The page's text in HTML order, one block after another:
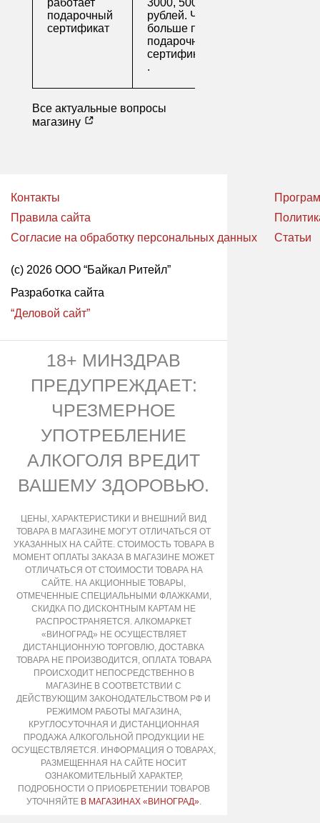
подарочный
сертификат
рублей. Читайте
больше про
подарочные
сертификаты
.
Все актуальные вопросы
магазину
Контакты
Правила сайта
Согласие на обработку персональных данных
Статьи
(с) 2026 ООО “Байкал Ритейл”
Разработка сайта
“Деловой сайт”
18+ МИНЗДРАВ
ПРЕДУПРЕЖДАЕТ:
ЧРЕЗМЕРНОЕ
УПОТРЕБЛЕНИЕ
АЛКОГОЛЯ ВРЕДИТ
ВАШЕМУ ЗДОРОВЬЮ.
ЦЕНЫ, ХАРАКТЕРИСТИКИ И ВНЕШНИЙ ВИД
ТОВАРА В МАГАЗИНЕ МОГУТ ОТЛИЧАТЬСЯ ОТ
УКАЗАННЫХ НА САЙТЕ. СТОИМОСТЬ ТОВАРА В
МОМЕНТ ОПЛАТЫ ЗАКАЗА В МАГАЗИНЕ МОЖЕТ
ОТЛИЧАТЬСЯ ОТ СТОИМОСТИ ТОВАРА НА
САЙТЕ. НА АКЦИОННЫЕ ТОВАРЫ,
ОТМЕЧЕННЫЕ СПЕЦИАЛЬНЫМИ ФЛАЖКАМИ,
СКИДКА ПО ДИСКОНТНЫМ КАРТАМ НЕ
РАСПРОСТРАНЯЕТСЯ. АЛКОМАРКЕТ
«ВИНОГРАД» НЕ ОСУЩЕСТВЛЯЕТ
ДИСТАНЦИОННУЮ ТОРГОВЛЮ, ДОСТАВКА
ТОВАРА НЕ ПРОИЗВОДИТСЯ, ОПЛАТА ТОВАРА
ПРОИСХОДИТ НЕПОСРЕДСТВЕННО В
МАГАЗИНЕ В СООТВЕТСТВИИ С
ДЕЙСТВУЮЩИМ ЗАКОНОДАТЕЛЬСТВОМ РФ И
РЕЖИМОМ РАБОТЫ МАГАЗИНА,
КРУГЛОСУТОЧНАЯ И ДИСТАНЦИОННАЯ
ПРОДАЖА АЛКОГОЛЬНОЙ ПРОДУКЦИИ НЕ
ОСУЩЕСТВЛЯЕТСЯ. ИНФОРМАЦИЯ О ТОВАРАХ,
РАЗМЕЩЕННАЯ НА САЙТЕ НОСИТ
ОЗНАКОМИТЕЛЬНЫЙ ХАРАКТЕР,
ПОДРОБНОСТИ О ПРИОБРЕТЕНИИ ТОВАРОВ
УТОЧНЯЙТЕ В МАГАЗИНАХ «ВИНОГРАД».